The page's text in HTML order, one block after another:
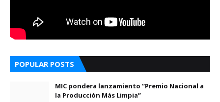
POPULAR POSTS
MIC pondera lanzamiento “Premio Nacional a
la Producción Más Limpia”